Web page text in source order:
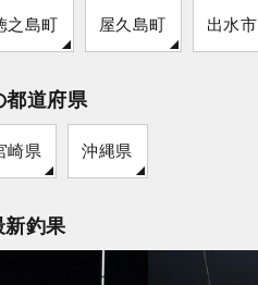
之島町 屋久島町 出水市
都道府県
崎県 沖縄県
新釣果